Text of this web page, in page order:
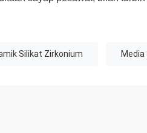
Silikat Zirkonium